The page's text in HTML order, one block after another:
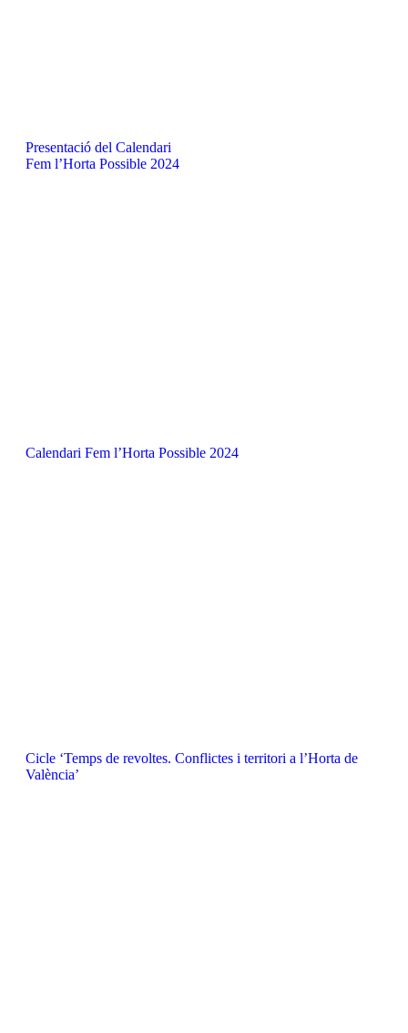
Presentació del Calendari
Fem l’Horta Possible 2024
Calendari Fem l’Horta Possible 2024
Cicle ‘Temps de revoltes. Conflictes i territori a l’Horta de
València’